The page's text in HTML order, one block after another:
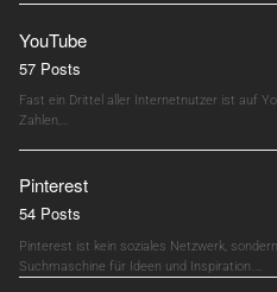
YouTube
57 Posts
Fast ein Drittel aller Internetnutzer ist auf
Zahlen,…
Pinterest
54 Posts
Pinterest ist kein soziales Netzwerk,
Suchmaschine für Ideen und Inspiration.…